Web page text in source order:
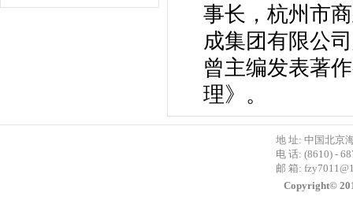
事长，杭州市
成集团有限公
曾主编发表著
理》。
地 址: 中国北京
电 话: (8610) -
邮 箱:
Copyright©